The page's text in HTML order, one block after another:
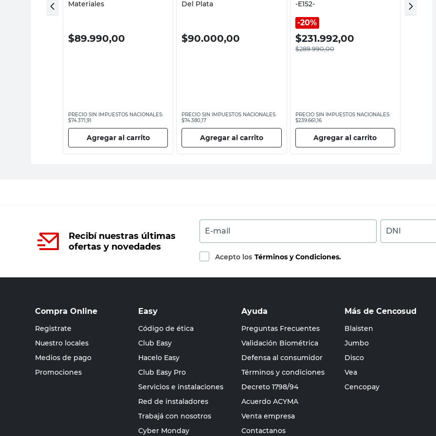
Materiales
$89.990,00
PRECIO SIN IMPUESTOS NACIONALES:
$74.371,91
Agregar al carrito
Del Plata
$90.000,00
PRECIO SIN IMPUESTOS NACIONALES:
$74.380,17
Agregar al carrito
-E152-
20%
$231.992,00
$289.990,00
PRECIO SIN IMPUESTOS NACIONALES:
$239.661,16
Agregar al carrito
Recibí nuestras últimas
ofertas y novedades
E-mail DNI
Acepto los Términos y Condiciones.
Compra Online
Registrate
Nuestro locales
Medios de pago
Promociones
Easy
Código de ética
Club Easy
Hacelo Easy
Club Easy Pro
Servicios e instalaciones
Red de instaladores
Trabajá con nosotros
Cyber Monday
Ayuda
Preguntas Frecuentes
Validación Biométrica
Defensa al consumidor
Términos y condiciones
Decreto 1798/94
Acuerdo ACYMA
Venta empresa
Contactanos
Más de Cencosud
Blaisten
Jumbo
Disco
Vea
Cencopay